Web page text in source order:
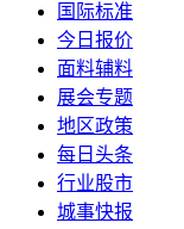
国际标准
今日报价
面料辅料
展会专题
地区政策
每日头条
行业股市
城事快报